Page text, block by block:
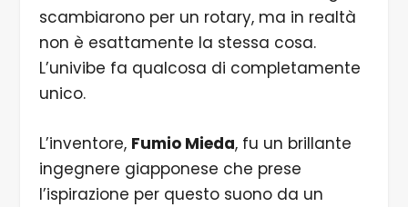
scambiarono per un rotary, ma in realtà
non è esattamente la stessa cosa.
L’univibe fa qualcosa di completamente
unico.
L’inventore, Fumio Mieda, fu un brillante
ingegnere giapponese che prese
l’ispirazione per questo suono da un